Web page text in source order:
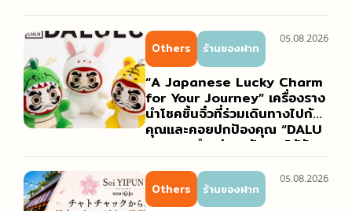
Others ร้านของฝาก
“A Japanese Lucky Charm
for Your Journey” เครื่องราง
นำโชคชิ้นจิ๋วที่ร่วมเดินทางไปกับ
คุณและคอยปกป้องคุณ “DALU
LU” วางจำหน่ายแล้วและได้รับค
05.08.2026
Others ร้านของฝาก
05.08.2026